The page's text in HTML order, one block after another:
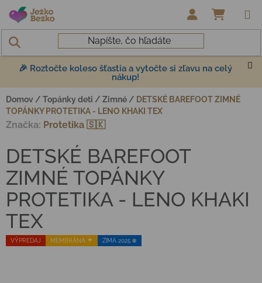
Prejsť na obsah
🎉 Roztočte koleso šťastia a vytočte si zľavu na celý
nákup!
Domov / Topánky deti / Zimné / DETSKÉ BAREFOOT ZIMNÉ
TOPÁNKY PROTETIKA - LENO KHAKI TEX
VÝPREDAJ MEMBRÁNA ☔️ ZIMA 2025 ❄️
DETSKÉ BAREFOOT
ZIMNÉ TOPÁNKY
PROTETIKA - LENO KHAKI
TEX
Značka: Protetika 🇸🇰